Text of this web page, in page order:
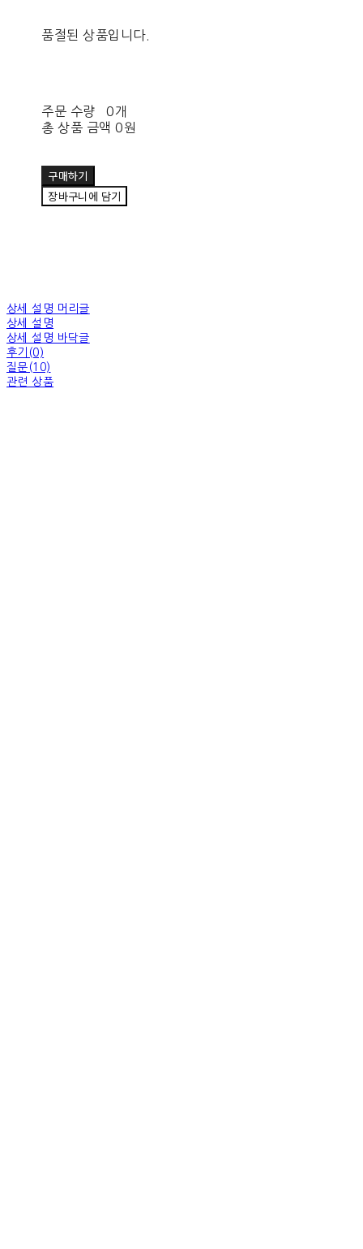
품절된 상품입니다.
주문 수량
0개
총 상품 금액 0원
구매하기
장바구니에 담기
상세 설명 머리글
상세 설명
상세 설명 바닥글
후기(0)
질문(10)
관련 상품